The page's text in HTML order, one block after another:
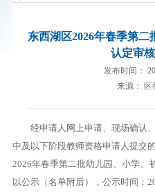
东西湖区2026年春季第
认定审
发布时间：
来源： 区
经申请人网上申请、现场确认
中及以下阶段教师资格申请人提交
2026年春季第二批幼儿园、小学、
以公示（名单附后），公示时间：